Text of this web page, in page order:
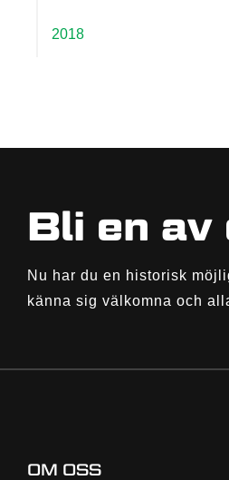
2018
Bli en av
Nu har du en historisk
känna sig välkomna och
OM OSS